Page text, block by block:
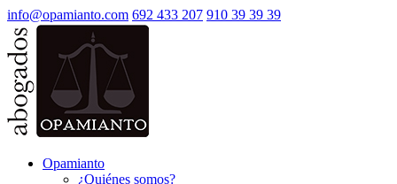
info@opamianto.com 692 433 207 910 39 39 39
Opamianto
¿Quiénes somos?